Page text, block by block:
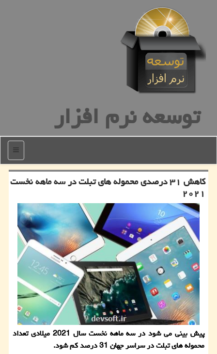
توسعه نرم افزار
منو
كاهش ۳۱ درصدی محموله های تبلت در سه ماهه نخست
۲۰۲۱
پیش بینی می شود در سه ماهه نخست سال 2021 میلادی تعداد
محموله های تبلت در سراسر جهان 31 درصد کم شود.